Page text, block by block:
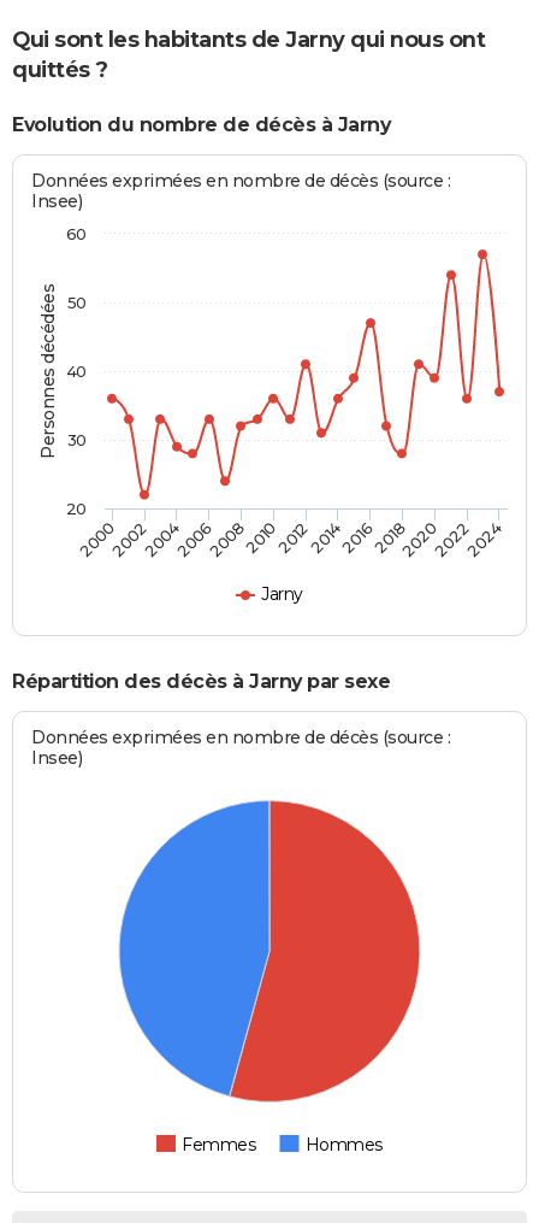
Qui sont les habitants de Jarny qui nous ont
quittés ?
Evolution du nombre de décès à Jarny
Personnes décédées
Données exprimées en nombre de décès (source :
Insee)
Jarny
2000200220042006200820102012201420162018202020222024
20
30
40
50
60
Répartition des décès à Jarny par sexe
Données exprimées en nombre de décès (source :
Insee)
Femmes Hommes